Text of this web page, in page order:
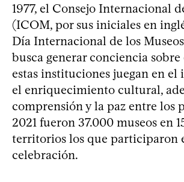
1977, el Consejo Internacional
(ICOM, por sus iniciales en
Día Internacional de los
busca generar conciencia
estas instituciones juegan en el
el enriquecimiento cultural,
comprensión y la paz entre los
2021 fueron 37.000 museos en
territorios los que participaron
celebración.